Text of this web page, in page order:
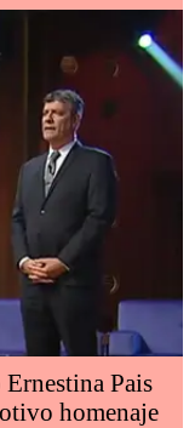
Pais
homenaje